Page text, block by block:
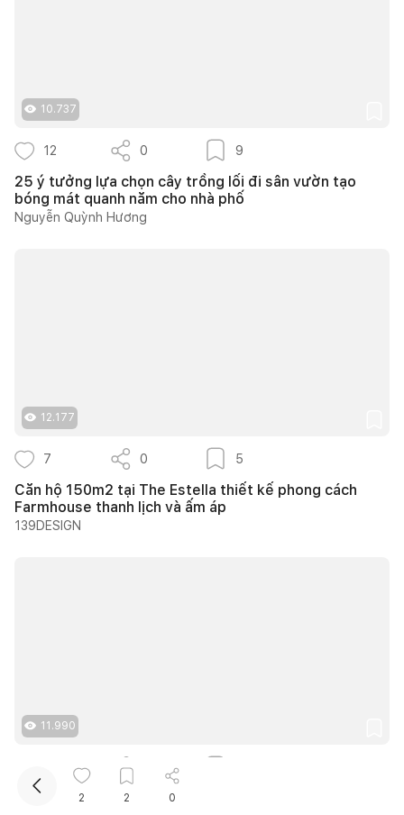
10.737
12 0 9
25 ý tưởng lựa chọn cây trồng lối đi sân vườn tạo
bóng mát quanh năm cho nhà phố
Nguyễn Quỳnh Hương
12.177
7 0 5
Căn hộ 150m2 tại The Estella thiết kế phong cách
Farmhouse thanh lịch và ấm áp
139DESIGN
11.990
Trình Cà Phê - Khi những vật liệu cũ được kể lại bằng
2 2 0